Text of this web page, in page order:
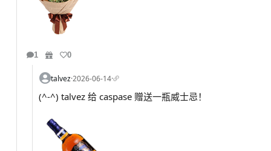
1 0
talvez·2026-06-14·
(^-^) talvez 给 caspase 赠送一瓶威士忌！